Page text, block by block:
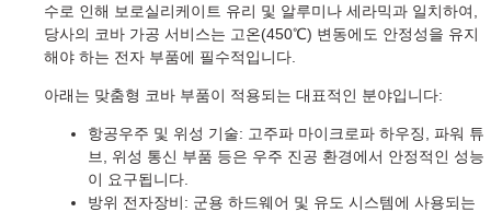
수로 인해 보로실리케이트 유리 및 알루미나 세라믹과 일치하여,
당사의 코바 가공 서비스는 고온(450℃) 변동에도 안정성을 유지
해야 하는 전자 부품에 필수적입니다.
아래는 맞춤형 코바 부품이 적용되는 대표적인 분야입니다:
항공우주 및 위성 기술: 고주파 마이크로파 하우징, 파워 튜
브, 위성 통신 부품 등은 우주 진공 환경에서 안정적인 성능
이 요구됩니다.
방위 전자장비: 군용 하드웨어 및 유도 시스템에 사용되는